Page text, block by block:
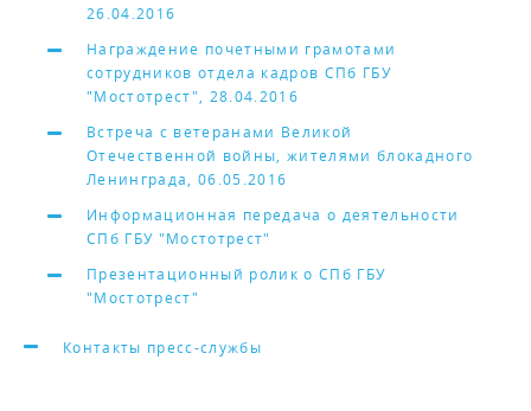
26.04.2016
Награждение почетными грамотами
сотрудников отдела кадров СПб ГБУ
"Мостотрест", 28.04.2016
Встреча с ветеранами Великой
Отечественной войны, жителями блокадного
Ленинграда, 06.05.2016
Информационная передача о деятельности
СПб ГБУ "Мостотрест"
Презентационный ролик о СПб ГБУ
"Мостотрест"
Контакты пресс-службы